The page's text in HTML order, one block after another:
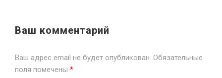
Ваш комментарий
Ваш адрес email не будет опубликован. Обязательные
поля помечены *